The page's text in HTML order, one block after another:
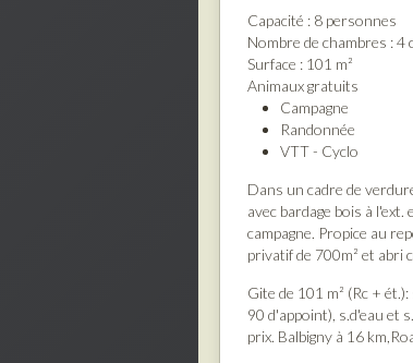
Capacité : 8 personnes
Nombre de chambres : 4
Surface : 101 m²
Animaux gratuits
Campagne
Randonnée
VTT - Cyclo
Dans un cadre de
avec bardage bois à
campagne. Propice au
privatif de 700m² et abri
Gite de 101 m² (Rc +
90 d'appoint), s.d'eau et
prix. Balbigny à 16